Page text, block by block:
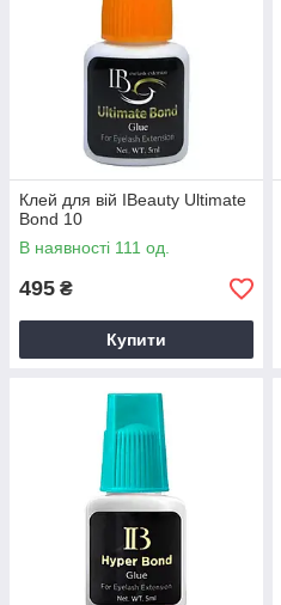
Клей для вій IBeauty Ultimate
Bond 10
В наявності 111 од.
495 ₴
Купити